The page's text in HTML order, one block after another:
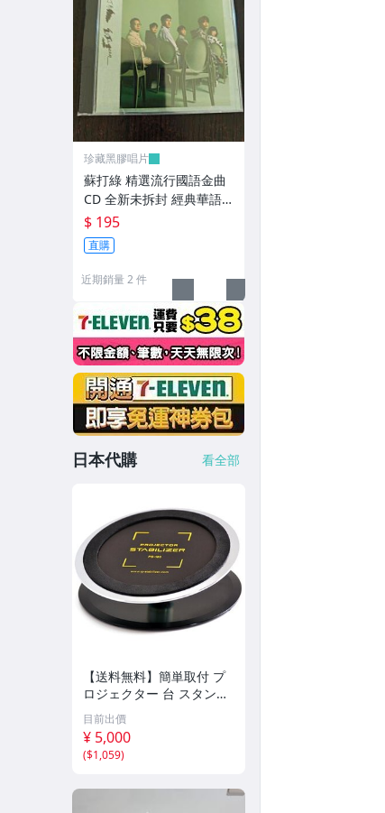
珍藏黑膠唱片
蘇打綠 精選流行國語金曲
CD 全新未拆封 經典華語
流行音樂
$ 195
直購
近期銷量 2 件
日本代購 看全部
【送料無料】簡単取付 プ
ロジェクター 台 スタンド
プロジェクター・スタビラ
イザー PS-180 Q-STABILI
ZER
目前出價
¥ 5,000
($1,059)